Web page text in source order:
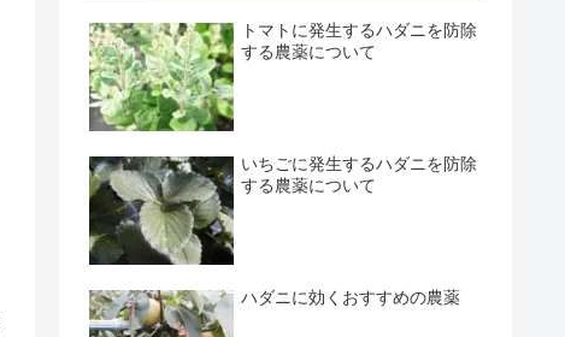
トマトに発生するハダニを防除
する農薬について
いちごに発生するハダニを防除
する農薬について
ハダニに効くおすすめの農薬